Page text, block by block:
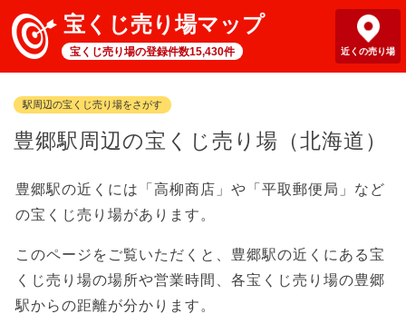
宝くじ売り場マップ
宝くじ売り場の登録件数15,430件 近くの売り場
駅周辺の宝くじ売り場をさがす
豊郷駅周辺の宝くじ売り場（北海道）
豊郷駅の近くには「高柳商店」や「平取郵便局」など
の宝くじ売り場があります。
このページをご覧いただくと、豊郷駅の近くにある宝
くじ売り場の場所や営業時間、各宝くじ売り場の豊郷
駅からの距離が分かります。